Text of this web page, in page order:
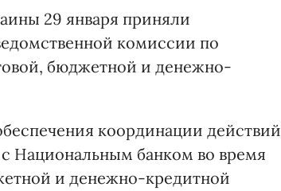
29 января приняли
комиссии по
бюджетной и денежно-
координации действий
Национальным банком во время
и денежно-кредитной